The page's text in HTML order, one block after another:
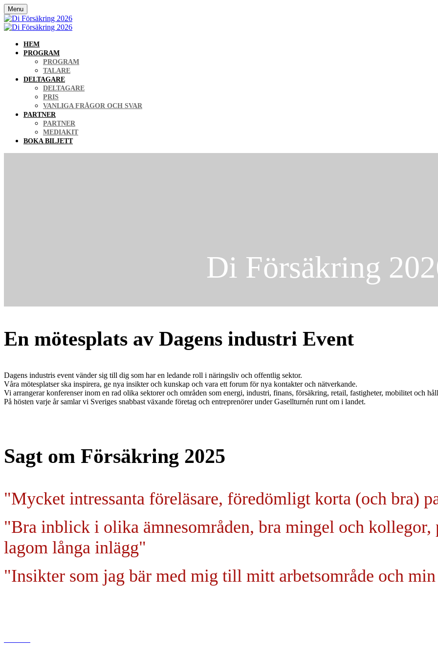
Menu
HEM
PROGRAM
PROGRAM
TALARE
DELTAGARE
DELTAGARE
PRIS
VANLIGA FRÅGOR OCH SVAR
PARTNER
PARTNER
MEDIAKIT
BOKA BILJETT
Di Försäkring
En mötesplats av Dagens industri Event
Dagens industris event vänder sig till dig som har en ledande roll i näringsliv och offentlig sektor.
Våra mötesplatser ska inspirera, ge nya insikter och kunskap och vara ett forum för nya kontakter och nätverkande.
Vi arrangerar konferenser inom en rad olika sektorer och områden som energi, industri, finans, försäkring, retail, fastigheter, mobilitet och
På hösten varje år samlar vi Sveriges snabbast växande företag och entreprenörer under Gasellturnén runt om i landet.
Sagt om Försäkring 2025
"Mycket intressanta föreläsare, föredömligt korta (och bra)
"Bra inblick i olika ämnesområden, bra mingel och kollegor,
lagom långa inlägg"
"Insikter som jag bär med mig till mitt arbetsområde och